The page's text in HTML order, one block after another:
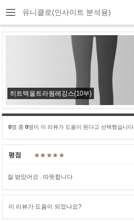
유니클로(인사이트 분석용)
히트텍울트라웜레깅스(10부)
0명 중 0명이 이 리뷰가 도움이 된다고 선택했습니다
평점
잘 받았어요 . 따뜻합니다
이 리뷰가 도움이 되었나요?